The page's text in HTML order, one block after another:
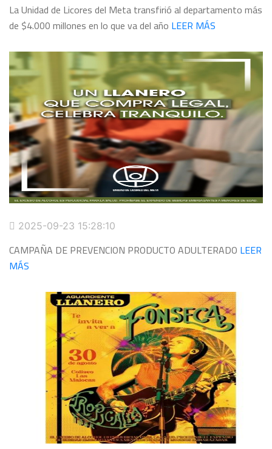
La Unidad de Licores del Meta transfirió al departamento más
de $4.000 millones en lo que va del año LEER MÁS
2025-09-23 15:28:10
CAMPAÑA DE PREVENCION PRODUCTO ADULTERADO LEER
MÁS